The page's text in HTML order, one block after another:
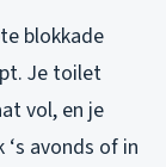
blokkade
Je toilet
vol, en je
avonds of in